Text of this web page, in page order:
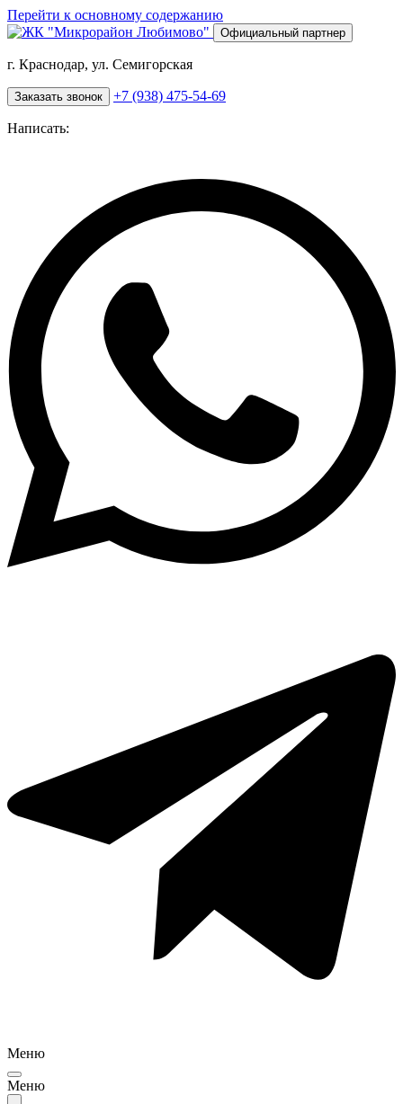
Перейти к основному содержанию
Официальный партнер
г. Краснодар, ул. Семигорская
Заказать звонок +7 (938) 475-54-69
Написать:
Меню
Меню